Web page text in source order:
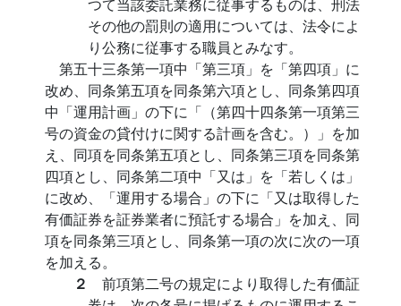
その他の罰則の適用については、法令によ
り公務に従事する職員とみなす。
第五十三条第一項中「第三項」を「第四項」に
改め、同条第五項を同条第六項とし、同条第四項
中「運用計画」の下に「（第四十四条第一項第三
号の資金の貸付けに関する計画を含む。）」を加
え、同項を同条第五項とし、同条第三項を同条第
四項とし、同条第二項中「又は」を「若しくは」
に改め、「運用する場合」の下に「又は取得した
有価証券を証券業者に預託する場合」を加え、同
項を同条第三項とし、同条第一項の次に次の一項
を加える。
２ 前項第二号の規定により取得した有価証